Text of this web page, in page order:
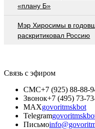
«плану Б»
Мэр Хиросимы в
раскритиковал Россию
Связь с эфиром
СМС+7 (925) 88-88-
Звонок+7 (495) 73-
MAXgovoritmskbot
Telegram
Письмо